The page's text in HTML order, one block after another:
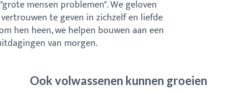
mensen problemen". We geloven
te geven in zichzelf en liefde
hen heen, we helpen bouwen aan een
van morgen.
Ook volwassenen kunnen groeien